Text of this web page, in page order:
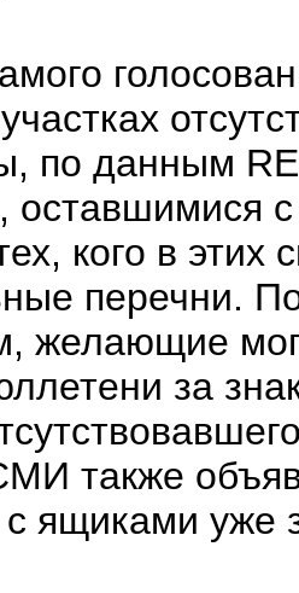
по данным
оставшимися
кого в
перечни.
желающие
за
также
с ящиками уже